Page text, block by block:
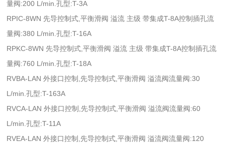
量阀:200 L/min.孔型:T-3A
RPIC-8WN 先导控制式,平衡滑阀 溢流 主级 带集成T-8A控制插孔流
量阀:380 L/min.孔型:T-16A
RPKC-8WN 先导控制式,平衡滑阀 溢流 主级 带集成T-8A控制插孔流
量阀:760 L/min.孔型:T-18A
RVBA-LAN 外接口控制,先导控制式,平衡滑阀 溢流阀流量阀:30
L/min.孔型:T-163A
RVCA-LAN 外接口控制,先导控制式,平衡滑阀 溢流阀流量阀:60
L/min.孔型:T-11A
RVEA-LAN 外接口控制,先导控制式,平衡滑阀 溢流阀流量阀:120